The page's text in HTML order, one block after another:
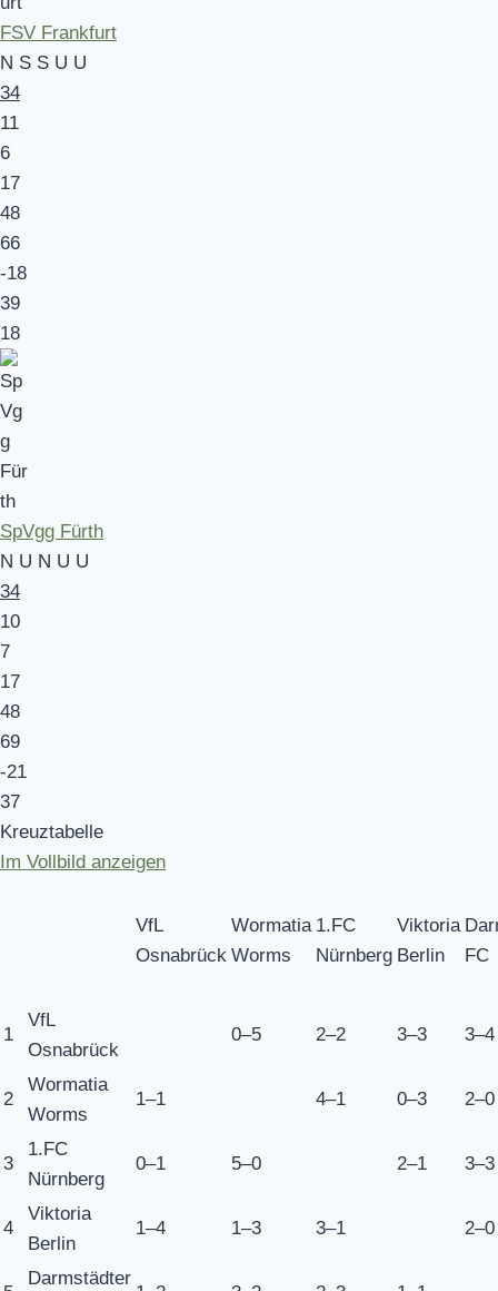
FSV Frankfurt
N S S U U
34
11
6
17
48
66
-18
39
18
SpVgg Fürth
N U N U U
34
10
7
17
48
69
-21
37
Kreuztabelle
Im Vollbild anzeigen
VfL
Osnabrück
Wormatia
Worms
1.FC
Nürnberg
Viktoria
Berlin
FC
1
VfL
Osnabrück
0–5 2–2 3–3 3–4
2
Wormatia
Worms
1–1 4–1 0–3 2–0
3
1.FC
Nürnberg
0–1 5–0 2–1 3–3
4
Viktoria
Berlin
1–4 1–3 3–1 2–0
Darmstädter